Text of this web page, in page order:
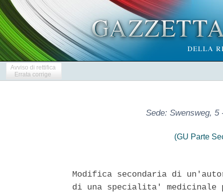
Avviso di rettifica
Errata corrige
Sede: Swensweg, 5
(GU Parte
Modifica secondaria di
di una specialita' medicinale